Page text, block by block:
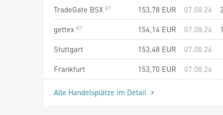
TradeGate BSX
153,78 EUR 07.08.26
gettex
154,14 EUR 07.08.26
Stuttgart
153,48 EUR
07.08.26
Frankfurt
153,70 EUR 07.08.26
Alle Handelsplätze im Detail